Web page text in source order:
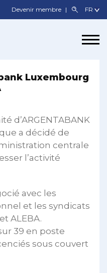
Devenir membre
Luxembourg
d’ARGENTABANK
a décidé de
centrale
l’activité
avec les
et les syndicats
ALEBA.
39 en poste
sous couvert